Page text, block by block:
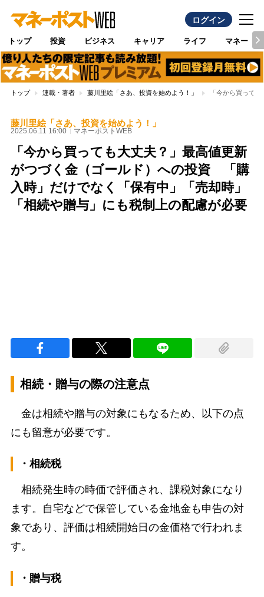
ログイン
トップ 投資 ビジネス キャリア ライフ マネー
トップ 連載・著者 藤川里絵「さあ、投資を始めよう！」 「今から買って
藤川里絵「さあ、投資を始めよう！」
2025.06.11 16:00 マネーポストWEB
「今から買っても大丈夫？」最高値更新
がつづく金（ゴールド）への投資 「購
入時」だけでなく「保有中」「売却時」
「相続や贈与」にも税制上の配慮が必要
相続・贈与の際の注意点
金は相続や贈与の対象にもなるため、以下の点
にも留意が必要です。
・相続税
相続発生時の時価で評価され、課税対象になり
ます。自宅などで保管している金地金も申告の対
象であり、評価は相続開始日の金価格で行われま
す。
・贈与税